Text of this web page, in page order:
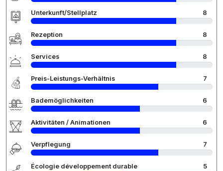
Unterkunft/Stellplatz 8
Rezeption 8
Services 8
Preis-Leistungs-Verhältnis 7
Bademöglichkeiten 6
Aktivitäten / Animationen 6
Verpflegung 7
Écologie développement durable 5